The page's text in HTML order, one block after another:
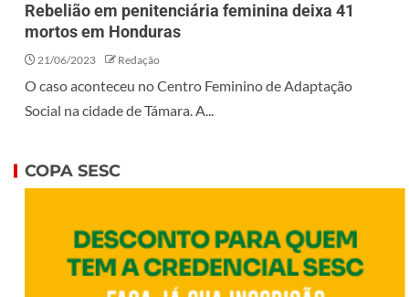
Rebelião em penitenciária feminina deixa 41
mortos em Honduras
21/06/2023 Redação
O caso aconteceu no Centro Feminino de Adaptação
Social na cidade de Támara. A...
COPA SESC